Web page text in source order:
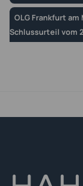
OLG Frankfurt
Schlussurteil vom